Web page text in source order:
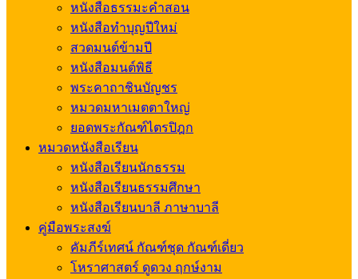
หนังสือธรรมะคำสอน
หนังสือทำบุญปีใหม่
สวดมนต์ข้ามปี
หนังสือมนต์พิธี
พระคาถาชินบัญชร
หมวดมหาเมตตาใหญ่
ยอดพระกัณฑ์ไตรปิฎก
หมวดหนังสือเรียน
หนังสือเรียนนักธรรม
หนังสือเรียนธรรมศึกษา
หนังสือเรียนบาลี ภาษาบาลี
คู่มือพระสงฆ์
คัมภีร์เทศน์ กัณฑ์ชุด กัณฑ์เดี่ยว
โหราศาสตร์ ดูดวง ฤกษ์งาม